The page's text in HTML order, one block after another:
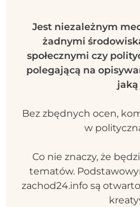
Jest niezależnym
żadnymi
społecznymi czy
polegającą na
Bez zbędnych ocen,
w
Co nie znaczy, że
tematów.
zachod24.info są